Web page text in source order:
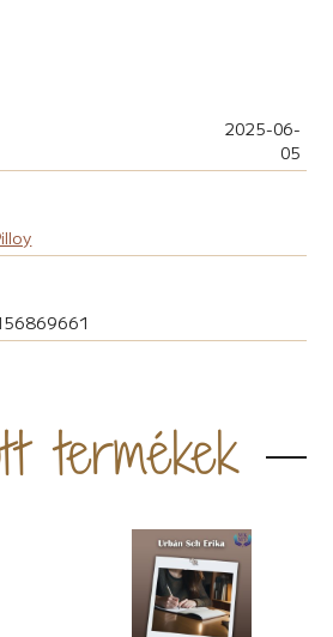
2025-06-
05
termékek